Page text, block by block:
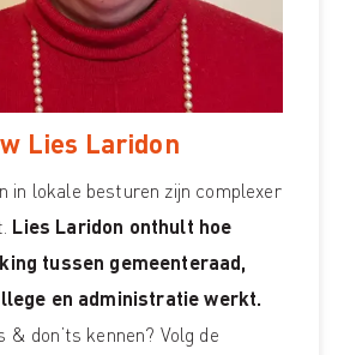
Lies Laridon
in lokale besturen zijn complexer
Lies Laridon onthult hoe
tussen gemeenteraad,
en administratie werkt.
& don’ts kennen? Volg de